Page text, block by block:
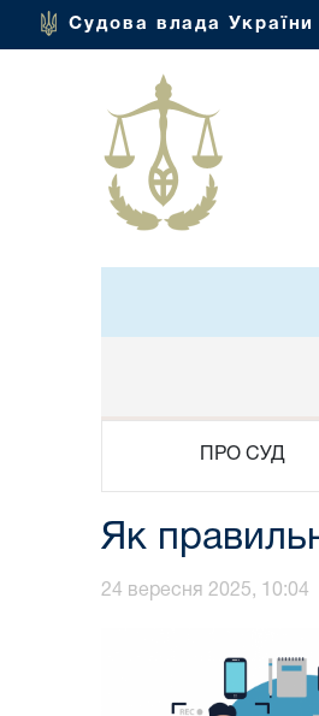
Судова влада України
ПРО СУД
Як
24 вересня 2025, 10:04